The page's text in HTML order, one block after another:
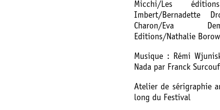
Micchi/Les
Imbert/Bernadette
Charon/Eva
Editions/Nathalie
Musique : Rémi
Nada par Franck Surcouf
Atelier de sérigraphie
long du Festival